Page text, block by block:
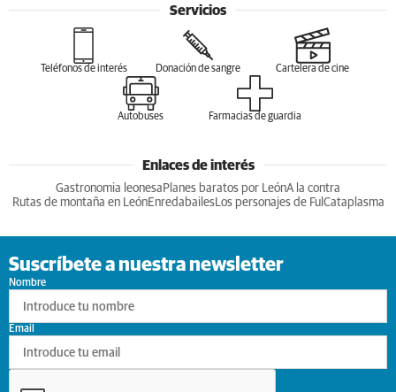
Servicios
Teléfonos de interés Donación de sangre Cartelera de cine
Autobuses Farmacias de guardia
Enlaces de interés
Gastronomia leonesa Planes baratos por LeónA la contra
Rutas de montaña en LeónEnredabailesLos personajes de Ful Cataplasma
Suscríbete a nuestra newsletter
Nombre
Email